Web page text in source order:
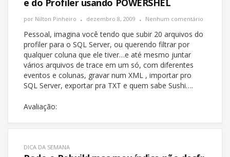
e do Profiler usando POWERSHEL
por Nilton Pinheiro dezembro 8, 2009 Nenhum comentário
Pessoal, imagina você tendo que subir 20 arquivos do
profiler para o SQL Server, ou querendo filtrar por
qualquer coluna que ele tiver…e até mesmo juntar
vários arquivos de trace em um só, com diferentes
eventos e colunas, gravar num XML , importar pro
SQL Server, exportar pra TXT e quem sabe Sushi….
Avaliação:
DICA DA SEMANA